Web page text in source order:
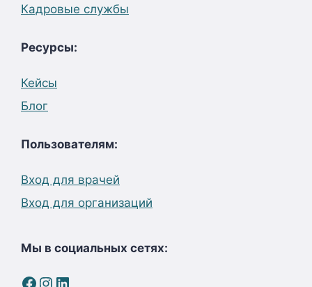
Кадровые службы
Ресурсы:
Кейсы
Блог
Пользователям:
Вход для врачей
Вход для организаций
Мы в социальных сетях:
Facebook
Instagram
LinkedIn